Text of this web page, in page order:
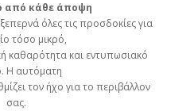
από κάθε άποψη
όλες τις προσδοκίες για
τόσο μικρό,
καθαρότητα και εντυπωσιακό
Η αυτόματη
τον ήχο για το περιβάλλον
σας.